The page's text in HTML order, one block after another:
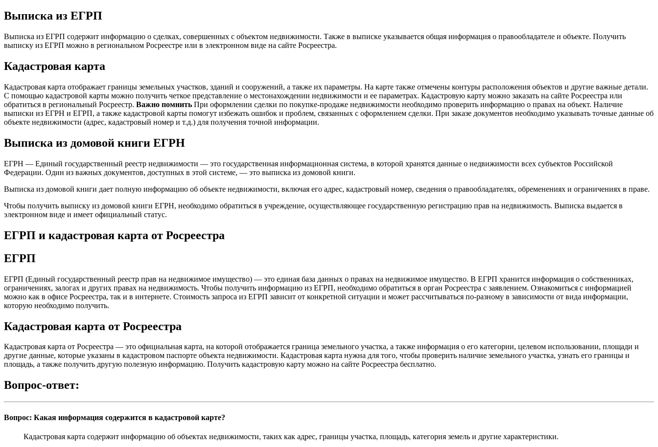
Выписка из ЕГРП
Выписка из ЕГРП содержит информацию о сделках, совершенных с объектом недвижимости. Также в выписке указывается общая информация о правообладателе и объекте. Получить
выписку из ЕГРП можно в региональном Росреестре или в электронном виде на сайте Росреестра.
Кадастровая карта
Кадастровая карта отображает границы земельных участков, зданий и сооружений, а также их параметры. На карте также отмечены контуры расположения объектов и другие важные детали.
С помощью кадастровой карты можно получить четкое представление о местонахождении недвижимости и ее параметрах. Кадастровую карту можно заказать на сайте Росреестра или
обратиться в региональный Росреестр. Важно помнить При оформлении сделки по покупке-продаже недвижимости необходимо проверить информацию о правах на объект. Наличие
выписки из ЕГРН и ЕГРП, а также кадастровой карты помогут избежать ошибок и проблем, связанных с оформлением сделки. При заказе документов необходимо указывать точные данные об
объекте недвижимости (адрес, кадастровый номер и т.д.) для получения точной информации.
Выписка из домовой книги ЕГРН
ЕГРН — Единый государственный реестр недвижимости — это государственная информационная система, в которой хранятся данные о недвижимости всех субъектов Российской
Федерации. Один из важных документов, доступных в этой системе, — это выписка из домовой книги.
Выписка из домовой книги дает полную информацию об объекте недвижимости, включая его адрес, кадастровый номер, сведения о правообладателях, обременениях и ограничениях в праве.
Чтобы получить выписку из домовой книги ЕГРН, необходимо обратиться в учреждение, осуществляющее государственную регистрацию прав на недвижимость. Выписка выдается в
электронном виде и имеет официальный статус.
ЕГРП и кадастровая карта от Росреестра
ЕГРП
ЕГРП (Единый государственный реестр прав на недвижимое имущество) — это единая база данных о правах на недвижимое имущество. В ЕГРП хранится информация о собственниках,
ограничениях, залогах и других правах на недвижимость. Чтобы получить информацию из ЕГРП, необходимо обратиться в орган Росреестра с заявлением. Ознакомиться с информацией
можно как в офисе Росреестра, так и в интернете. Стоимость запроса из ЕГРП зависит от конкретной ситуации и может рассчитываться по-разному в зависимости от вида информации,
которую необходимо получить.
Кадастровая карта от Росреестра
Кадастровая карта от Росреестра — это официальная карта, на которой отображается граница земельного участка, а также информация о его категории, целевом использовании, площади и
другие данные, которые указаны в кадастровом паспорте объекта недвижимости. Кадастровая карта нужна для того, чтобы проверить наличие земельного участка, узнать его границы и
площадь, а также получить другую полезную информацию. Получить кадастровую карту можно на сайте Росреестра бесплатно.
Вопрос-ответ:
Вопрос: Какая информация содержится в кадастровой карте?
Кадастровая карта содержит информацию об объектах недвижимости, таких как адрес, границы участка, площадь, категория земель и другие характеристики.